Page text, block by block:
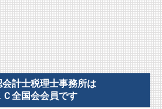
計士税理士事務所は
Ｃ全国会会員です